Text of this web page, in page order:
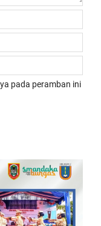
pada peramban ini